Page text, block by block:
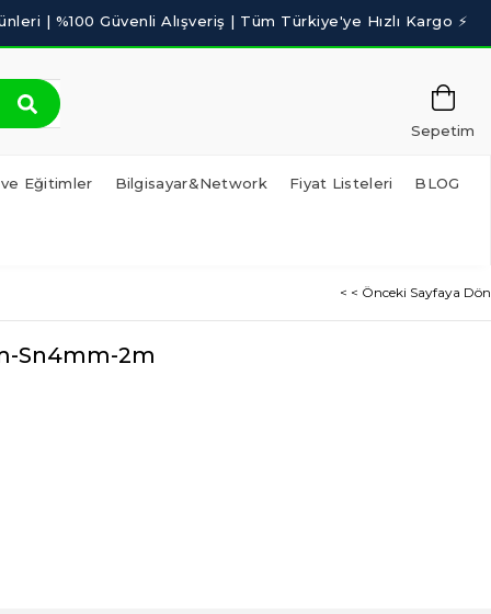
Sepetim
ve Eğitimler Bilgisayar&Network Fiyat Listeleri BLOG
< < Önceki Sayfaya Dön
Sn4mm-2m